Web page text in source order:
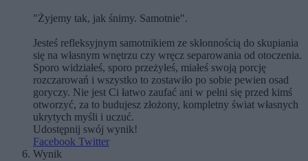
"Żyjemy tak, jak śnimy. Samotnie".
Jesteś refleksyjnym samotnikiem ze skłonnością do skupiania
się na własnym wnętrzu czy wręcz separowania od otoczenia.
Sporo widziałeś, sporo przeżyłeś, miałeś swoją porcję
rozczarowań i wszystko to zostawiło po sobie pewien osad
goryczy. Nie jest Ci łatwo zaufać ani w pełni się przed kimś
otworzyć, za to budujesz złożony, kompletny świat własnych
ukrytych myśli i uczuć.
Udostępnij swój wynik!
Facebook Twitter
Wynik